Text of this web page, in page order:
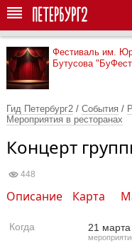
Фестиваль им.
Бутусова
Гид Петербург2 / События /
Мероприятия в ресторанах
Концерт
448
Описание Карта
Когда 21